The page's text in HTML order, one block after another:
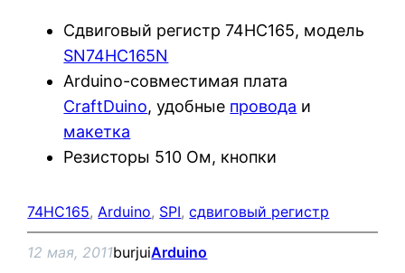
Сдвиговый регистр 74HC165, модель
SN74HC165N
Arduino-совместимая плата
CraftDuino, удобные провода и
макетка
Резисторы 510 Ом, кнопки
74HC165, Arduino, SPI, сдвиговый регистр
12 мая, 2011burjuiArduino